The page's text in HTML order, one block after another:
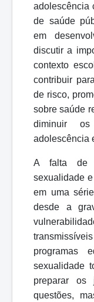
adolescência
de saúde
em
discutir a
contexto
contribuir
de risco,
sobre saúde
diminuir
adolescência
A falta de
sexualidade
em uma
desde a
programas
sexualidade
preparar os
questões,